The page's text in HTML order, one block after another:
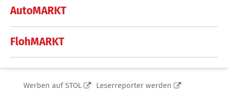
AutoMARKT
FlohMARKT
Werben auf STOL
Leserreporter werden